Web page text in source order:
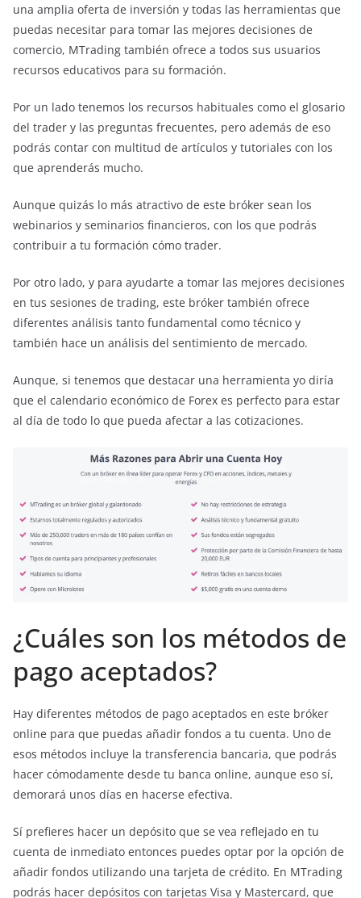
una amplia oferta de inversión y todas las herramientas que
puedas necesitar para tomar las mejores decisiones de
comercio, MTrading también ofrece a todos sus usuarios
recursos educativos para su formación.
Por un lado tenemos los recursos habituales como el glosario
del trader y las preguntas frecuentes, pero además de eso
podrás contar con multitud de artículos y tutoriales con los
que aprenderás mucho.
Aunque quizás lo más atractivo de este bróker sean los
webinarios y seminarios financieros, con los que podrás
contribuir a tu formación cómo trader.
Por otro lado, y para ayudarte a tomar las mejores decisiones
en tus sesiones de trading, este bróker también ofrece
diferentes análisis tanto fundamental como técnico y
también hace un análisis del sentimiento de mercado.
Aunque, si tenemos que destacar una herramienta yo diría
que el calendario económico de Forex es perfecto para estar
al día de todo lo que pueda afectar a las cotizaciones.
¿Cuáles son los métodos de
pago aceptados?
Hay diferentes métodos de pago aceptados en este bróker
online para que puedas añadir fondos a tu cuenta. Uno de
esos métodos incluye la transferencia bancaria, que podrás
hacer cómodamente desde tu banca online, aunque eso sí,
demorará unos días en hacerse efectiva.
Sí prefieres hacer un depósito que se vea reflejado en tu
cuenta de inmediato entonces puedes optar por la opción de
añadir fondos utilizando una tarjeta de crédito. En MTrading
podrás hacer depósitos con tarjetas Visa y Mastercard, que